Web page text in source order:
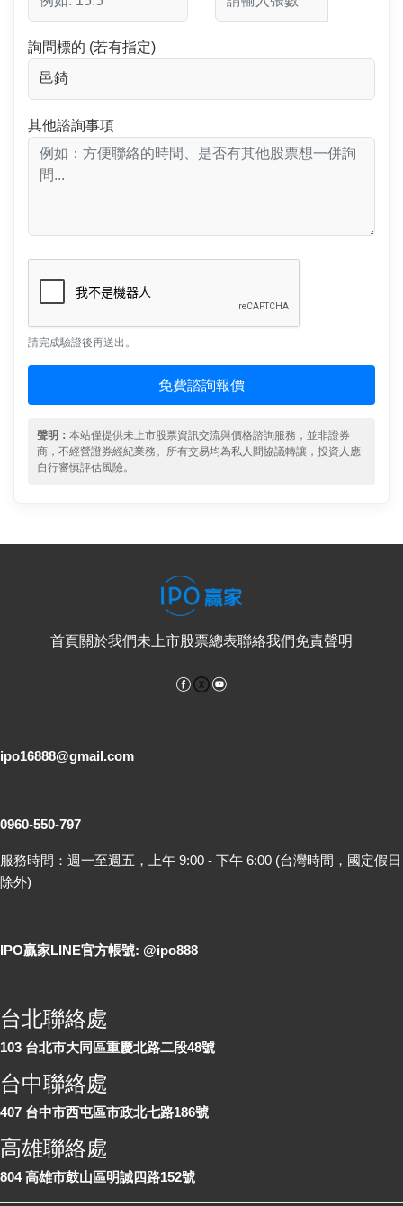
詢問標的 (若有指定)
其他諮詢事項
請完成驗證後再送出。
免費諮詢報價
聲明： 本站僅提供未上市股票資訊交流與價格諮詢服務，並非證券
商，不經營證券經紀業務。所有交易均為私人間協議轉讓，投資人應
自行審慎評估風險。
首頁關於我們未上市股票總表聯絡我們免責聲明
Facebook
ipo16888@gmail.com
0960-550-797
服務時間：週一至週五，上午 9:00 - 下午 6:00 (台灣時間，國定假日
除外)
IPO贏家LINE官方帳號: @ipo888
台北聯絡處
103 台北市大同區重慶北路二段48號
台中聯絡處
407 台中市西屯區市政北七路186號
高雄聯絡處
804 高雄市鼓山區明誠四路152號